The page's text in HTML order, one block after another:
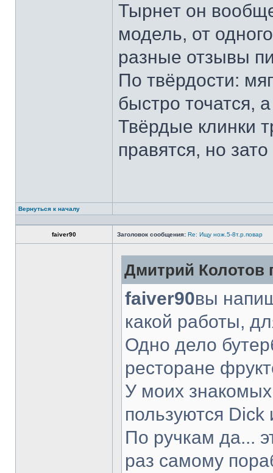
Тырнет он
модель, от
разные отзывы
По твёрдости:
быстро точатся,
Твёрдые клинки
правятся, но
Вернуться к началу
faiver90 Заголовок сообщения: Re: Ищу нож.5-8т.р.повар
Дмитрий Колотов
faiver90вы
какой работы,
Одно дело
ресторане
У моих
пользуются Dick
По ручкам да...
раз самому